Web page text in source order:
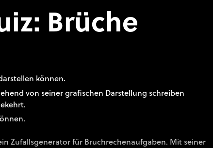
Brüche
können.
von seiner grafischen Darstellung schreiben
Zufallsgenerator für Bruchrechenaufgaben. Mit seiner